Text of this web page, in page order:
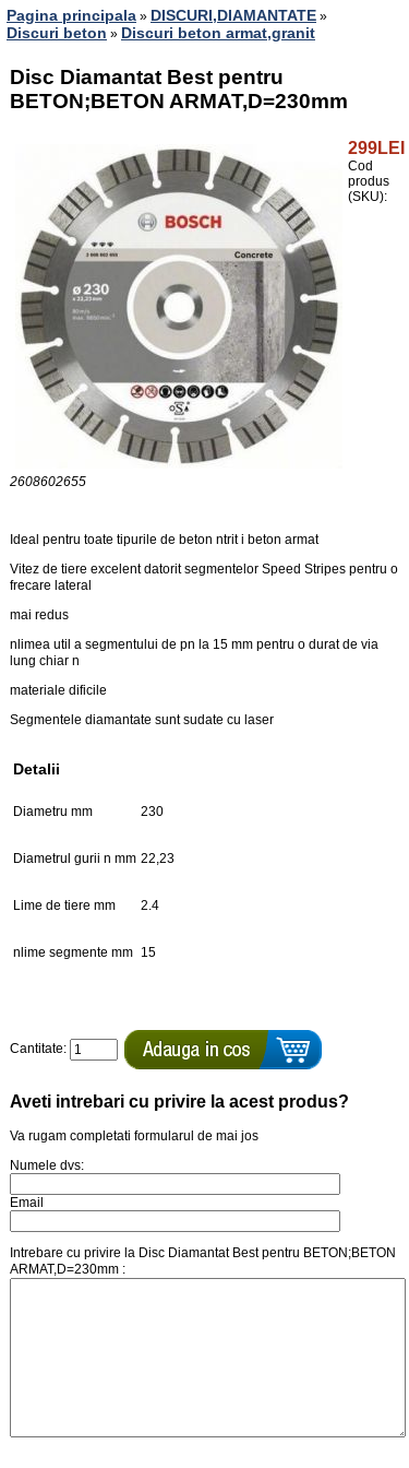
Pagina principala » DISCURI,DIAMANTATE »
Discuri beton » Discuri beton armat,granit
Disc Diamantat Best pentru
BETON;BETON ARMAT,D=230mm
299LEI
Cod
produs
(SKU):
2608602655
Ideal pentru toate tipurile de beton ntrit i beton armat
Vitez de tiere excelent datorit segmentelor Speed Stripes pentru o
frecare lateral
mai redus
nlimea util a segmentului de pn la 15 mm pentru o durat de via
lung chiar n
materiale dificile
Segmentele diamantate sunt sudate cu laser
Detalii
Diametru mm 230
Diametrul gurii n mm 22,23
Lime de tiere mm 2.4
nlime segmente mm 15
Cantitate:
Aveti intrebari cu privire la acest produs?
Va rugam completati formularul de mai jos
Numele dvs:
Email
Intrebare cu privire la Disc Diamantat Best pentru BETON;BETON
ARMAT,D=230mm :